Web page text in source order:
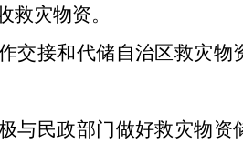
救灾物资。
交接和代储自治区救灾物
与民政部门做好救灾物资